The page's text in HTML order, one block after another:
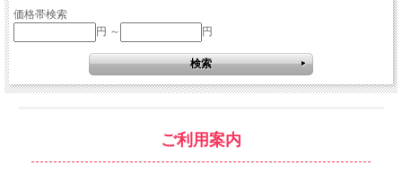
価格帯検索
円 ～
円
ご利用案内